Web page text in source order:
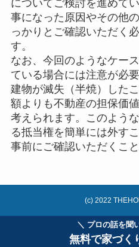
＼ プロの話を聞
無料で家づく
についてご検討を進めて
事になった原因やその他
っかりとご確認いただく
す。
なお、今回のようなケー
ている場合には注意が必要
建物が滅失（半焼）した
額よりも不動産の担保価
考えられます。このよう
る抵当権を簡単には外す
事前にご確認いただくこ
(c) 2022